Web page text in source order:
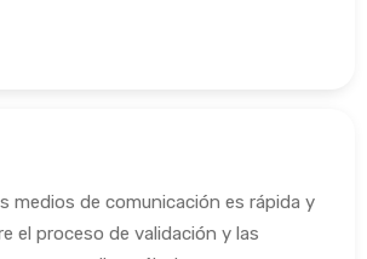
medios de comunicación es rápida y
el proceso de validación y las